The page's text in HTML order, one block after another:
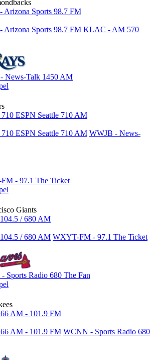
Arizona Sports 98.7 FM
Arizona Sports 98.7 FM KLAC - AM 570
News-Talk 1450 AM
ESPN Seattle 710 AM
ESPN Seattle 710 AM WWJB - News-
- 97.1 The Ticket
Giants
/ 680 AM
/ 680 AM WXYT-FM - 97.1 The Ticket
Sports Radio 680 The Fan
AM - 101.9 FM
AM - 101.9 FM WCNN - Sports Radio 680